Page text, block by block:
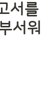
서를
서워